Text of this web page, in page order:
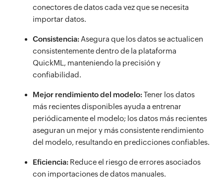
conectores de datos cada vez que se necesita
importar datos.
Consistencia: Asegura que los datos se actualicen
consistentemente dentro de la plataforma
QuickML, manteniendo la precisión y
confiabilidad.
Mejor rendimiento del modelo:Tener los datos
más recientes disponibles ayuda a entrenar
periódicamente el modelo; los datos más recientes
aseguran un mejor y más consistente rendimiento
del modelo, resultando en predicciones confiables.
Eficiencia: Reduce el riesgo de errores asociados
con importaciones de datos manuales.